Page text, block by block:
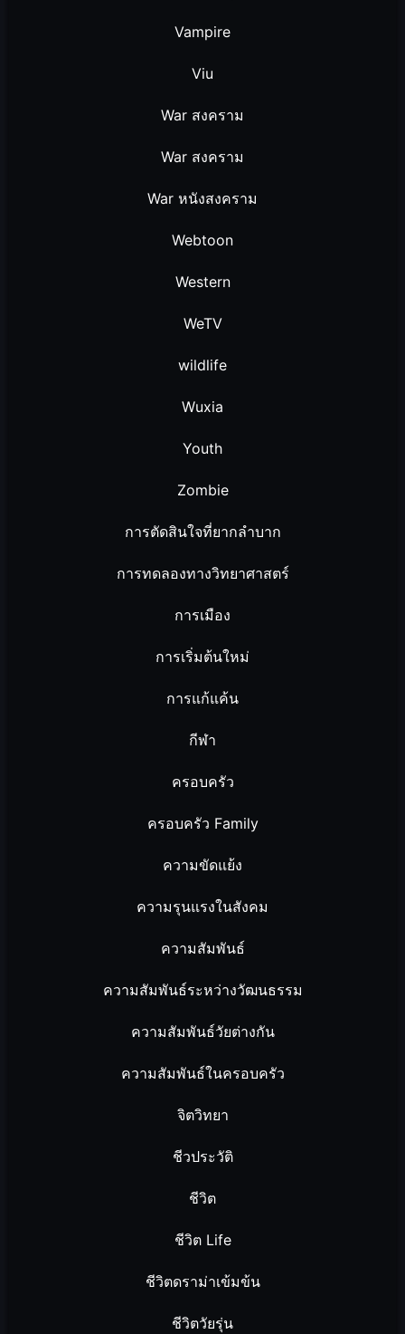
Vampire
Viu
War สงคราม
War สงคราม
War หนังสงคราม
Webtoon
Western
WeTV
wildlife
Wuxia
Youth
Zombie
การตัดสินใจที่ยากลำบาก
การทดลองทางวิทยาศาสตร์
การเมือง
การเริ่มต้นใหม่
การแก้แค้น
กีฬา
ครอบครัว
ครอบครัว Family
ความขัดแย้ง
ความรุนแรงในสังคม
ความสัมพันธ์
ความสัมพันธ์ระหว่างวัฒนธรรม
ความสัมพันธ์วัยต่างกัน
ความสัมพันธ์ในครอบครัว
จิตวิทยา
ชีวประวัติ
ชีวิต
ชีวิต Life
ชีวิตดราม่าเข้มข้น
ชีวิตวัยรุ่น